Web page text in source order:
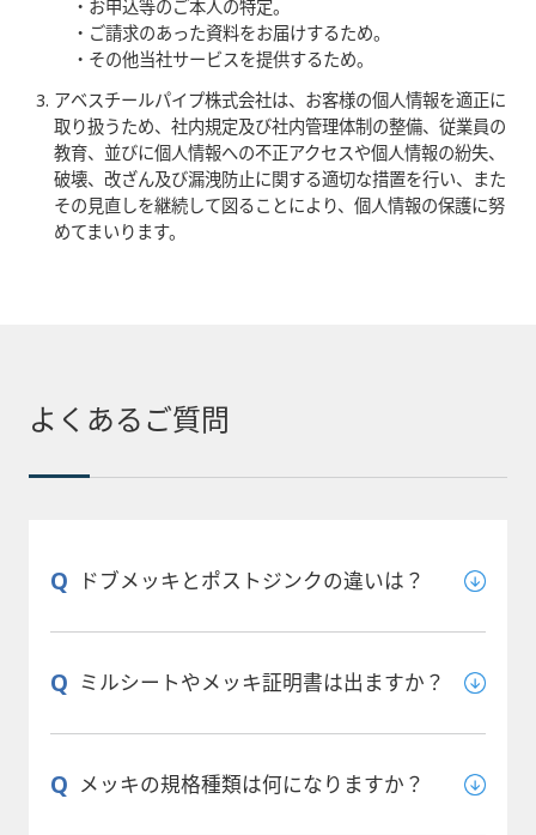
・お申込等のご本人の特定。
・ご請求のあった資料をお届けするため。
・その他当社サービスを提供するため。
アベスチールパイプ株式会社は、お客様の個人情報を適正に
取り扱うため、社内規定及び社内管理体制の整備、従業員の
教育、並びに個人情報への不正アクセスや個人情報の紛失、
破壊、改ざん及び漏洩防止に関する適切な措置を行い、また
その見直しを継続して図ることにより、個人情報の保護に努
めてまいります。
よくあるご質問
Q ドブメッキとポストジンクの違いは？
Q ミルシートやメッキ証明書は出ますか？
Q メッキの規格種類は何になりますか？